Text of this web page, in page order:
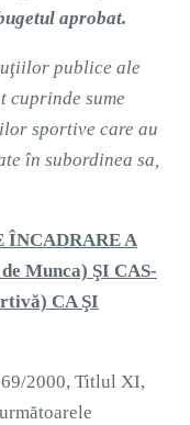
aprobat.
publice ale
cuprinde sume
sportive care au
în subordinea sa,
ÎNCADRARE A
Munca) ŞI CAS-
CA ŞI
2000, Titlul XI,